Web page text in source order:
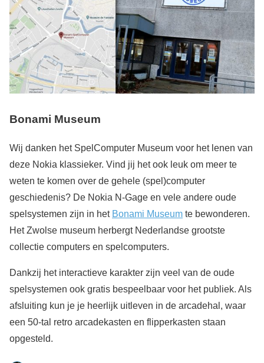
Bonami Museum
Wij danken het SpelComputer Museum voor het lenen van
deze Nokia klassieker. Vind jij het ook leuk om meer te
weten te komen over de gehele (spel)computer
geschiedenis? De Nokia N-Gage en vele andere oude
spelsystemen zijn in het Bonami Museum te bewonderen.
Het Zwolse museum herbergt Nederlandse grootste
collectie computers en spelcomputers.
Dankzij het interactieve karakter zijn veel van de oude
spelsystemen ook gratis bespeelbaar voor het publiek. Als
afsluiting kun je je heerlijk uitleven in de arcadehal, waar
een 50-tal retro arcadekasten en flipperkasten staan
opgesteld.